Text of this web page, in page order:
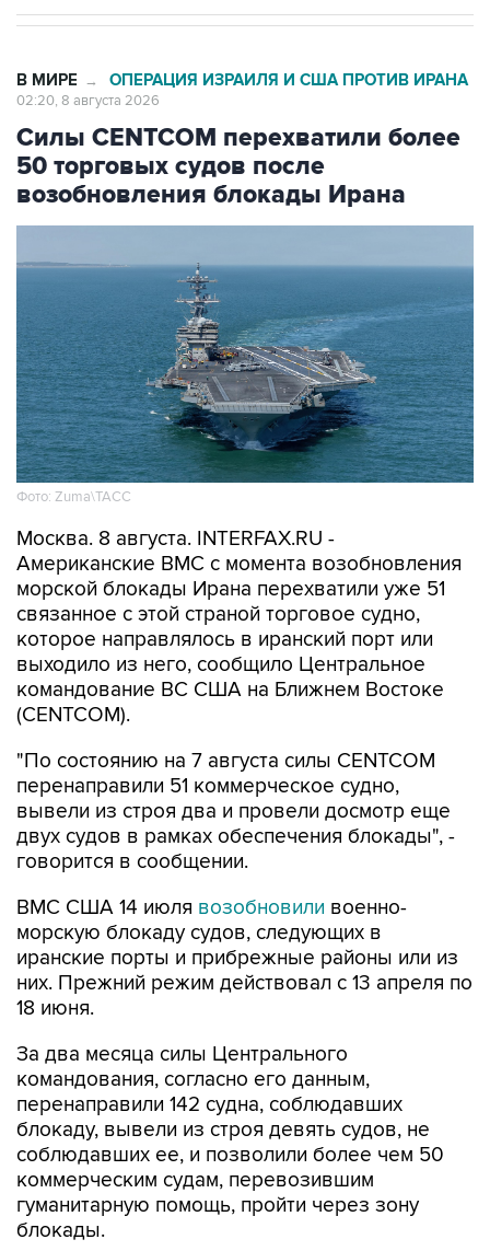
В МИРЕ → ОПЕРАЦИЯ ИЗРАИЛЯ И США ПРОТИВ ИРАНА
02:20, 8 августа 2026
Силы CENTCOM перехватили более
50 торговых судов после
возобновления блокады Ирана
Фото: Zuma\ТАСС
Москва. 8 августа. INTERFAX.RU -
Американские ВМС с момента возобновления
морской блокады Ирана перехватили уже 51
связанное с этой страной торговое судно,
которое направлялось в иранский порт или
выходило из него, сообщило Центральное
командование ВС США на Ближнем Востоке
(CENTCOM).
"По состоянию на 7 августа силы CENTCOM
перенаправили 51 коммерческое судно,
вывели из строя два и провели досмотр еще
двух судов в рамках обеспечения блокады", -
говорится в сообщении.
ВМС США 14 июля возобновили военно-
морскую блокаду судов, следующих в
иранские порты и прибрежные районы или из
них. Прежний режим действовал с 13 апреля по
18 июня.
За два месяца силы Центрального
командования, согласно его данным,
перенаправили 142 судна, соблюдавших
блокаду, вывели из строя девять судов, не
соблюдавших ее, и позволили более чем 50
коммерческим судам, перевозившим
гуманитарную помощь, пройти через зону
блокады.